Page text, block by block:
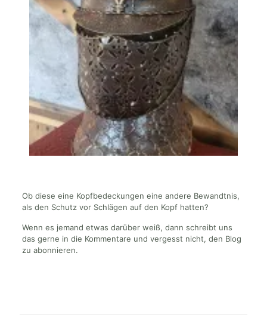
Ob diese eine Kopfbedeckungen eine andere Bewandtnis,
als den Schutz vor Schlägen auf den Kopf hatten?
Wenn es jemand etwas darüber weiß, dann schreibt uns
das gerne in die Kommentare und vergesst nicht, den Blog
zu abonnieren.